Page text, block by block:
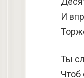
И
Ты
Чтоб